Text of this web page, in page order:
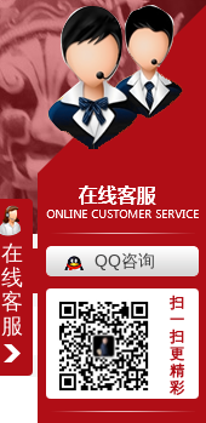
搜索
在
线
客
服
QQ咨询
扫
一
扫
更
精
彩